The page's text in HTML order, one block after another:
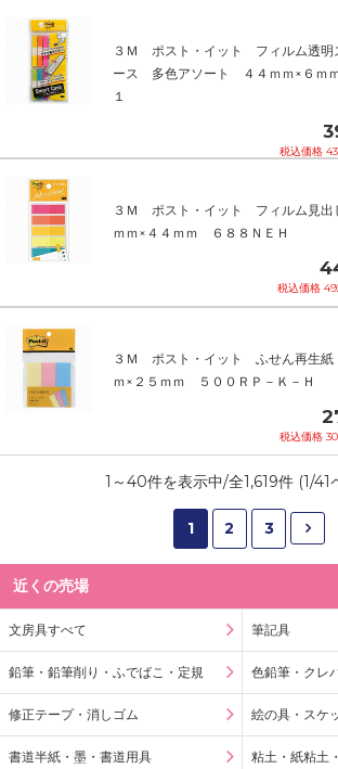
３Ｍ ポスト・イット フィルム透明
ース 多色アソート ４４ｍｍ×６ｍ
１
税込価格
３Ｍ ポスト・イット フィルム見
ｍｍ×４４ｍｍ ６８８ＮＥＨ
税込価格
３Ｍ ポスト・イット ふせん再生
ｍ×２５ｍｍ ５００ＲＰ－Ｋ－Ｈ
税込価格
1 ～40件を表示中/全1,619件 (1/41
1 2 3
近くの売場
文房具すべて 筆記具
鉛筆・鉛筆削り・ふでばこ・定規 色鉛筆・クレ
修正テープ・消しゴム 絵の具・スケ
書道半紙・墨・書道用具 粘土・紙粘土